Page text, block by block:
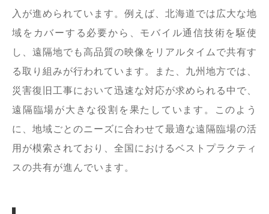
入が進められています。例えば、北海道では広大な地
域をカバーする必要から、モバイル通信技術を駆使
し、遠隔地でも高品質の映像をリアルタイムで共有す
る取り組みが行われています。また、九州地方では、
災害復旧工事において迅速な対応が求められる中で、
遠隔臨場が大きな役割を果たしています。このよう
に、地域ごとのニーズに合わせて最適な遠隔臨場の活
用が模索されており、全国におけるベストプラクティ
スの共有が進んでいます。